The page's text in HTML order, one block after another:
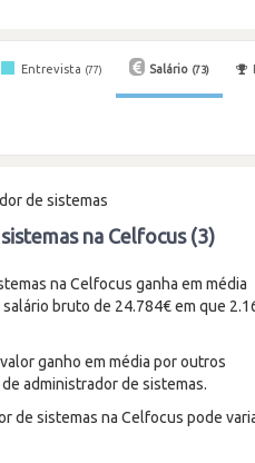
Entrevista (77) Salário (73)
de sistemas
na Celfocus (3)
na Celfocus ganha em média
bruto de 24.784€ em que
ganho em média por outros
administrador de sistemas.
de sistemas na Celfocus pode